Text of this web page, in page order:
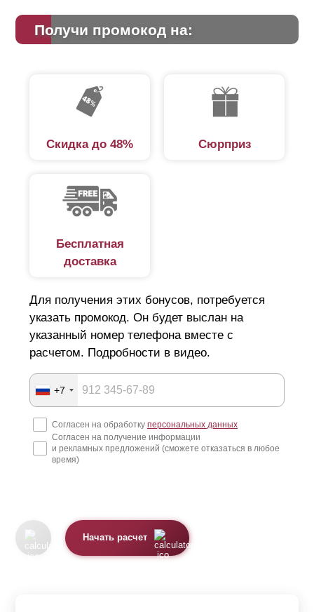
Получи промокод на:
Скидка до 48% Сюрприз
Бесплатная
доставка
Для получения этих бонусов, потребуется
указать промокод. Он будет выслан на
указанный номер телефона вместе с
расчетом. Подробности в видео.
+7
Согласен на обработку персональных данных
Согласен на получение информации
и рекламных предложений (сможете отказаться в любое
время)
Начать расчет